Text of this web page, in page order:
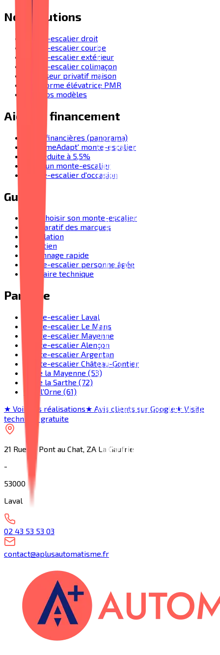
Nos solutions
Monte-escalier droit
Monte-escalier courbe
Monte-escalier extérieur
Monte-escalier colimaçon
Ascenseur privatif maison
Plateforme élévatrice PMR
Tous nos modèles
Aides & financement
Aides financières (panorama)
MaPrimeAdapt' monte-escalier
TVA réduite à 5,5%
Prix d'un monte-escalier
Monte-escalier d'occasion
Guides
Bien choisir son monte-escalier
Comparatif des marques
Installation
Entretien
Dépannage rapide
Monte-escalier personne âgée
Glossaire technique
Par ville
Monte-escalier Laval
Monte-escalier Le Mans
Monte-escalier Mayenne
Monte-escalier Alençon
Monte-escalier Argentan
Monte-escalier Château-Gontier
Toute la Mayenne (53)
Toute la Sarthe (72)
Tout l'Orne (61)
★ Voir nos réalisations★ Avis clients sur Google★ Visite
technique gratuite
21 Rue du Pont au Chat, ZA La Gaufrie
-
53000
Laval
02 43 53 53 03
contact@aplusautomatisme.fr